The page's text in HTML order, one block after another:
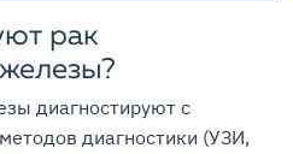
рак
диагностируют с
диагностики (УЗИ,